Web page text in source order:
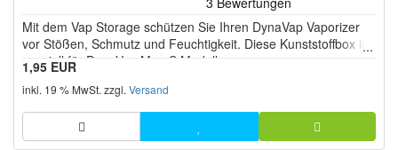
5
Sternen!
Mit dem Vap Storage schützen Sie Ihren DynaVap Vaporizer
vor Stößen, Schmutz und Feuchtigkeit. Diese Kunststoffbox ist
speziell für DynaVap M u. S Modelle.
1,95 EUR
inkl. 19 % MwSt. zzgl. Versand